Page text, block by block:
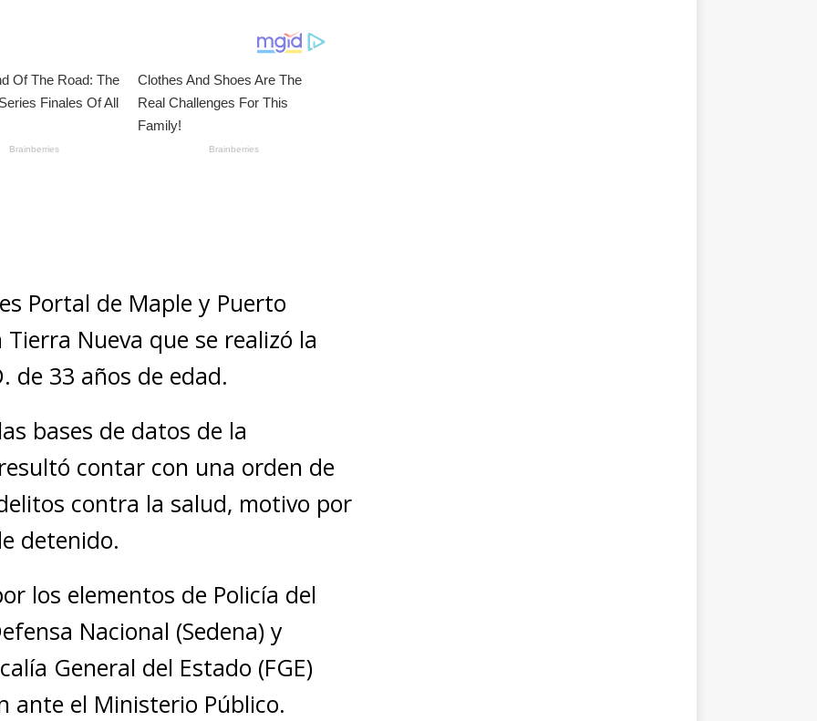
Portal de Maple y Puerto
Nueva que se realizó la
de 33 años de edad.
bases de datos de la
contar con una orden de
contra la salud, motivo por
detenido.
los elementos de Policía del
Nacional (Sedena) y
General del Estado (FGE)
ante el Ministerio Público.